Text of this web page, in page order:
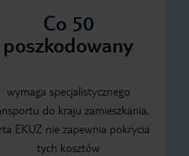
Co 50
poszkodowany
wymaga specjalistycznego
do kraju zamieszkania,
EKUZ nie zapewnia pokrycia
tych kosztów